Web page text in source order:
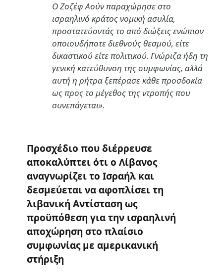
Ο Ζοζέφ Αούν παραχώρησε στο
ισραηλινό κράτος νομική ασυλία,
προστατεύοντάς το από διώξεις ενώπιον
οποιουδήποτε διεθνούς θεσμού, είτε
δικαστικού είτε πολιτικού. Γνώριζα ήδη τη
γενική κατεύθυνση της συμφωνίας, αλλά
αυτή η ρήτρα ξεπέρασε κάθε προσδοκία
ως προς το μέγεθος της ντροπής που
συνεπάγεται».
Προσχέδιο που διέρρευσε
αποκαλύπτει ότι ο Λίβανος
αναγνωρίζει το Ισραήλ και
δεσμεύεται να αφοπλίσει τη
λιβανική Αντίσταση ως
προϋπόθεση για την ισραηλινή
αποχώρηση στο πλαίσιο
συμφωνίας με αμερικανική
στήριξη